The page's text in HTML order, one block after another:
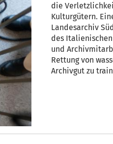
die
Kulturgütern.
Landesarchiv
des
und
Rettung von
Archivgut zu